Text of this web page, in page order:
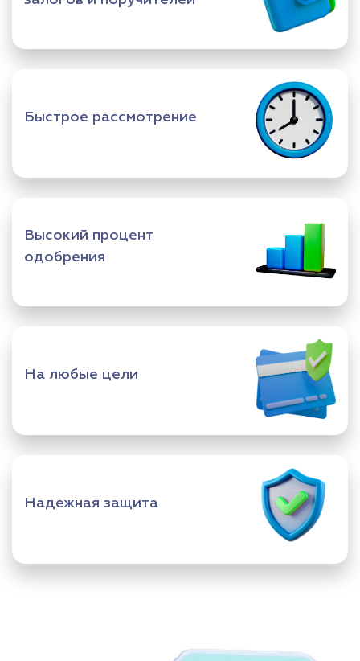
Быстрое рассмотрение
Высокий процент
одобрения
На любые цели
Надежная защита